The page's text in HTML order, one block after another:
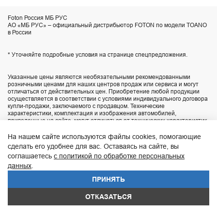
Foton Россия МБ РУС
АО «МБ РУС» – официальный дистрибьютор FOTON по модели TOANO
в России
* Уточняйте подробные условия на странице спецпредложения.
Указанные цены являются необязательными рекомендованными
розничными ценами для наших центров продаж или сервиса и могут
отличаться от действительных цен. Приобретение любой продукции
осуществляется в соответствии с условиями индивидуального договора
купли-продажи, заключаемого с продавцом. Технические
характеристики, комплектация и изображения автомобилей,
приведенные на сайте, могут отличаться от технических характеристик,
Российскую Федерацию. Актуальную информацию уточняйте по
телефону контакт-центра
8 800 200-02-06
UDP Auto
Юридическая информация Защита данных
На нашем сайте используются файлы cookies, помогающие
сделать его удобнее для вас. Оставаясь на сайте, вы
соглашаетесь с политикой по обработке персональных
данных
ПРИНЯТЬ
ОТКАЗАТЬСЯ